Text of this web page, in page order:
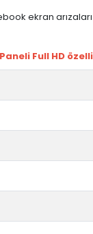
ekran
Paneli Full HD